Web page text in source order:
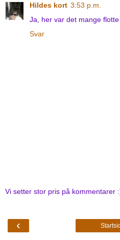
Hildes kort 3:53 p.m.
Ja, her var det mange flotte
Svar
Vi setter stor pris på kommentarer
‹